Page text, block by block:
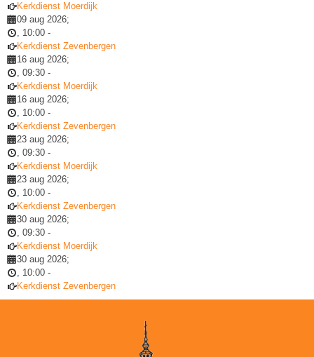
Kerkdienst Moerdijk
09 aug 2026;
, 10:00 -
Kerkdienst Zevenbergen
16 aug 2026;
, 09:30 -
Kerkdienst Moerdijk
16 aug 2026;
, 10:00 -
Kerkdienst Zevenbergen
23 aug 2026;
, 09:30 -
Kerkdienst Moerdijk
23 aug 2026;
, 10:00 -
Kerkdienst Zevenbergen
30 aug 2026;
, 09:30 -
Kerkdienst Moerdijk
30 aug 2026;
, 10:00 -
Kerkdienst Zevenbergen